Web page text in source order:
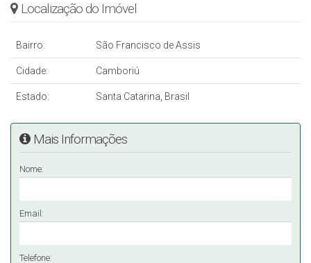
Localização do Imóvel
Bairro: São Francisco de Assis
Cidade: Camboriú
Estado: Santa Catarina, Brasil
Mais Informações
Nome:
Email:
Telefone: